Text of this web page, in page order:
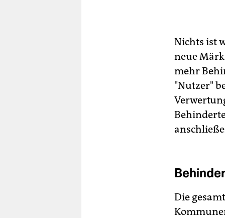
Nichts ist
neue
mehr
"Nutzer"
Die